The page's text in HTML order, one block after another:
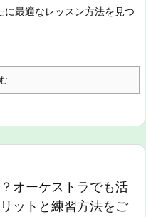
に最適なレッスン方法を見つ
オーケストラでも活
ットと練習方法をご